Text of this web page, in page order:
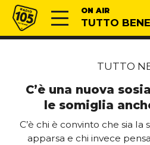
Vai al contenuto
Radio 105 ON AIR
TUTTO
TUTTO
C’è una nuova
le somiglia
C’è chi è convinto che sia
apparsa e chi invece